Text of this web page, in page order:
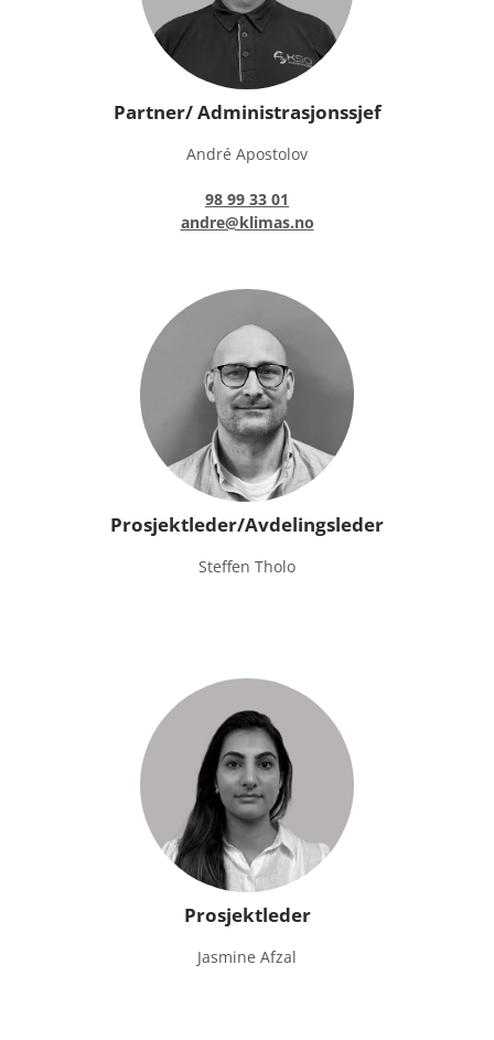
Partner/ Administrasjonssjef
André Apostolov
98 99 33 01
andre@klimas.no
Prosjektleder/Avdelingsleder
Steffen Tholo
Prosjektleder
Jasmine Afzal